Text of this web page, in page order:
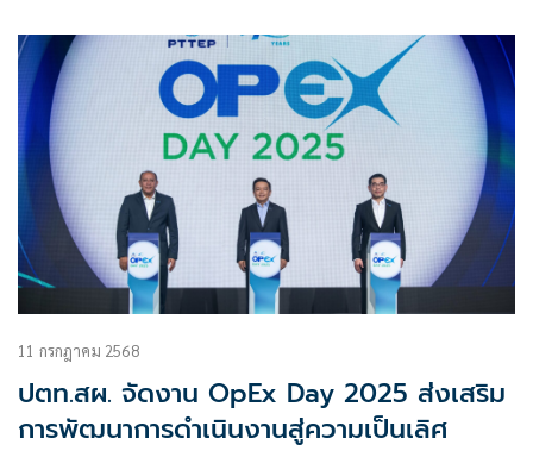
11 กรกฎาคม 2568
ปตท.สผ. จัดงาน OpEx Day 2025 ส่งเสริม
การพัฒนาการดำเนินงานสู่ความเป็นเลิศ